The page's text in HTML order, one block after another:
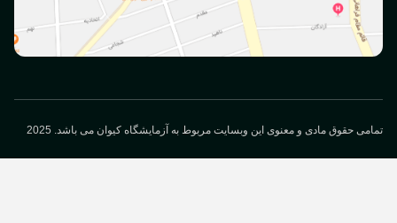
حقوق مادی و معنوی این وبسایت مربوط به آزمایشگاه کیوان می باشد. 2025